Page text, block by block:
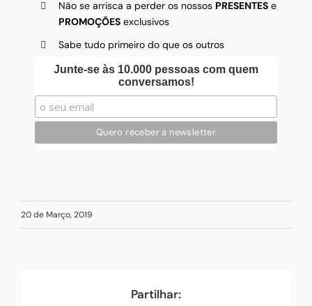
Não se arrisca a perder os nossos PRESENTESe
PROMOÇÕESexclusivos
Sabe tudo primeiro do que os outros
Junte-se às 10.000 pessoas com quem
conversamos!
20 de Março, 2019
Partilhar: